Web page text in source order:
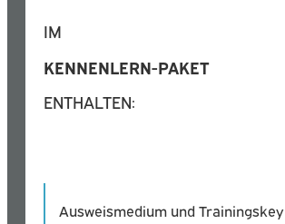
IM
KENNENLERN-PAKET
ENTHALTEN:
Ausweismedium und Trainingskey